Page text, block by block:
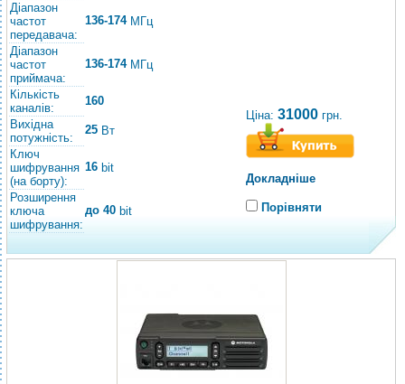
Діапазон
частот
передавача:
136-174МГц
Діапазон
частот
приймача:
136-174МГц
Кількість
каналів:
160
Вихідна
потужність:
25 Вт
Ключ
шифрування
(на борту):
16 bit
Розширення
ключа
шифрування:
до 40 bit
Ціна: 31000 грн.
Докладніше
Порівняти